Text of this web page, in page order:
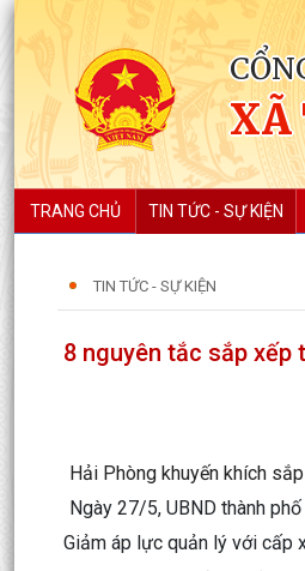
XÃ
TRANG CHỦ TIN TỨC - SỰ KIỆN
TIN TỨC - SỰ KIỆN
8 nguyên tắc sắp xếp
Hải Phòng khuyến khích
Ngày 27/5, UBND thành
Giảm áp lực quản lý với cấp